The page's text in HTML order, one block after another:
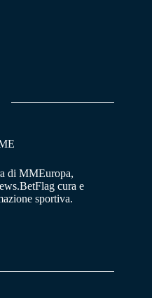
di MMEuropa,
cura e
sportiva.